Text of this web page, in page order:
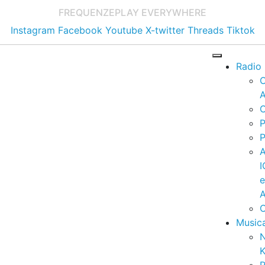
FREQUENZEPLAY EVERYWHERE
Instagram Facebook Youtube X-twitter Threads Tiktok
Radio
e